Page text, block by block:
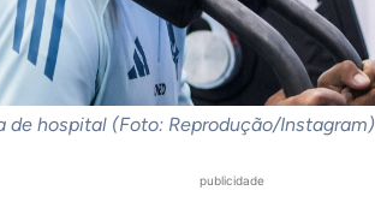
de hospital (Foto: Reprodução/Instagram)
publicidade